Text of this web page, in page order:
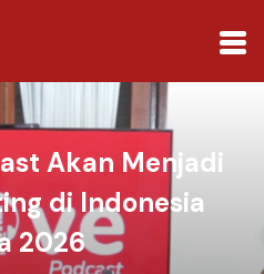
Akan Menjadi
di Indonesia
2026